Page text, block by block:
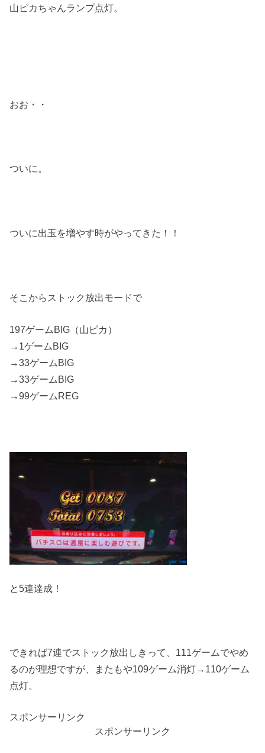
山ピカちゃんランプ点灯。
おお・・
ついに。
ついに出玉を増やす時がやってきた！！
そこからストック放出モードで
197ゲームBIG（山ピカ）
→1ゲームBIG
→33ゲームBIG
→33ゲームBIG
→99ゲームREG
と5連達成！
できれば7連でストック放出しきって、111ゲームでやめ
るのが理想ですが、またもや109ゲーム消灯→110ゲーム
点灯。
スポンサーリンク
スポンサーリンク